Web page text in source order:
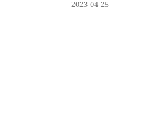
2023-04-25